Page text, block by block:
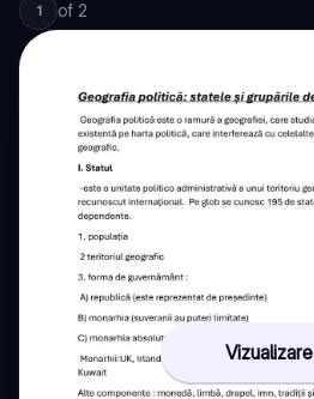
1 of 2
Vizualizare